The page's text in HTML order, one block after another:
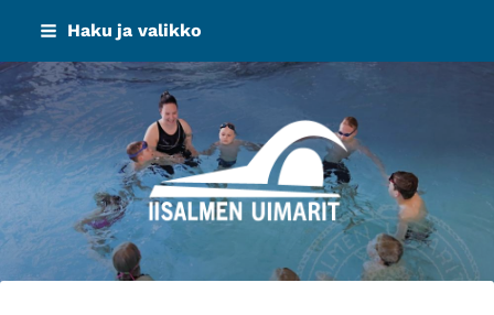
Siirry
sisältöön
Haku ja valikko
Iisalmen Uimarit ry